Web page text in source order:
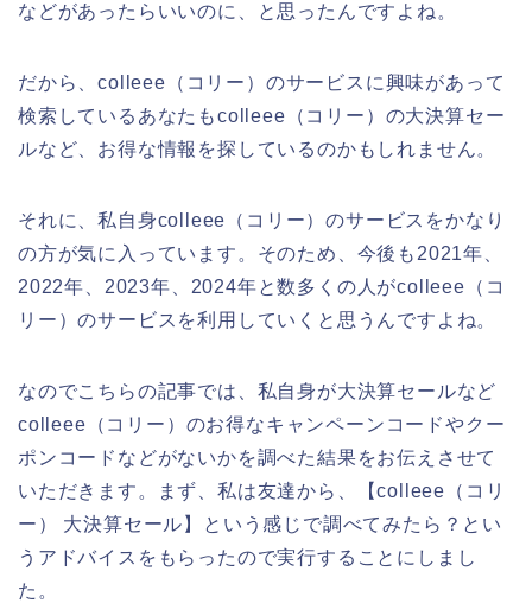
などがあったらいいのに、と思ったんですよね。
だから、colleee（コリー）のサービスに興味があって
検索しているあなたもcolleee（コリー）の大決算セー
ルなど、お得な情報を探しているのかもしれません。
それに、私自身colleee（コリー）のサービスをかなり
の方が気に入っています。そのため、今後も2021年、
2022年、2023年、2024年と数多くの人がcolleee（コ
リー）のサービスを利用していくと思うんですよね。
なのでこちらの記事では、私自身が大決算セールなど
colleee（コリー）のお得なキャンペーンコードやクー
ポンコードなどがないかを調べた結果をお伝えさせて
いただきます。まず、私は友達から、【colleee（コリ
ー） 大決算セール】という感じで調べてみたら？とい
うアドバイスをもらったので実行することにしまし
た。